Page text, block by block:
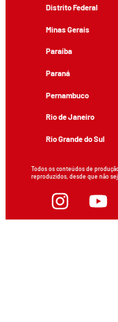
Distrito Federal
Minas Gerais
Paraíba
Paraná
Pernambuco
Rio de Janeiro
Rio Grande do Sul
Todos os conteúdos de
reproduzidos, desde que não